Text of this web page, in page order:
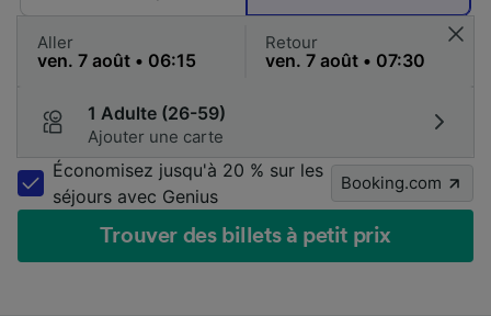
Aller Retour
1 Adulte (26-59)
Ajouter une carte
Économisez jusqu'à 20 % sur les
séjours avec Genius
Booking.com
Trouver des billets à petit prix